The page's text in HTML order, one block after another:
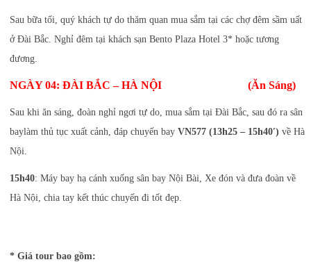
Sau bữa tối, quý khách tự do thăm quan mua sắm tại các chợ đêm sầm uất
ở Đài Bắc. Nghỉ đêm tại khách sạn Bento Plaza Hotel 3* hoặc tương
đương.
NGÀY 04: ĐÀI BẮC – HÀ NỘI (Ăn Sáng)
Sau khi ăn sáng, đoàn nghỉ ngơi tự do, mua sắm tại Đài Bắc, sau đó ra sân
baylàm thủ tục xuất cảnh, đáp chuyến bay VN577 (13h25 – 15h40′) về Hà
Nội.
15h40: Máy bay hạ cánh xuống sân bay Nội Bài, Xe đón và đưa đoàn về
Hà Nội, chia tay kết thúc chuyến đi tốt đẹp.
* Giá tour bao gồm: